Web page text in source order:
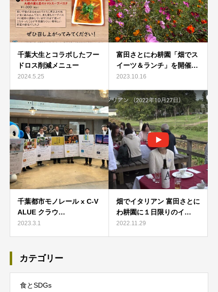
千葉大生とコラボしたフー
ドロス削減メニュー
2024.5.25
富田さとにわ耕園「畑でス
イーツ＆ランチ」を開催…
2023.10.16
千葉都市モノレール x C-V
ALUE クラウ…
2023.3.1
畑でイタリアン 富田さとに
わ耕園に１日限りのイ…
2022.11.29
カテゴリー
食とSDGs